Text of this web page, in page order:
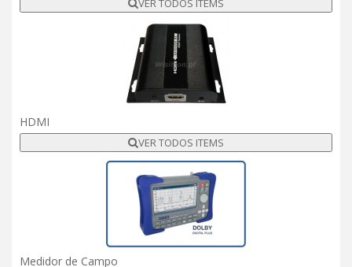
VER TODOS ITEMS
HDMI
VER TODOS ITEMS
Medidor de Campo